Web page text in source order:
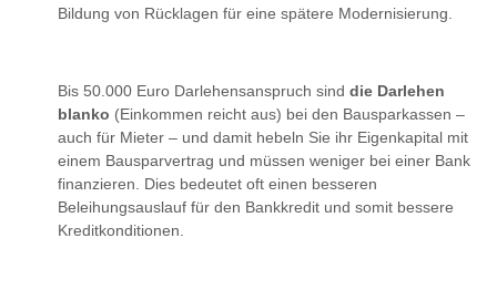
Bildung von Rücklagen für eine spätere Modernisierung.
Bis 50.000 Euro Darlehensanspruch sinddie Darlehen
blanko (Einkommen reicht aus) bei den Bausparkassen –
auch für Mieter – und damit hebeln Sie ihr Eigenkapital mit
einem Bausparvertrag und müssen weniger bei einer Bank
finanzieren. Dies bedeutet oft einen besseren
Beleihungsauslauf für den Bankkredit und somit bessere
Kreditkonditionen.